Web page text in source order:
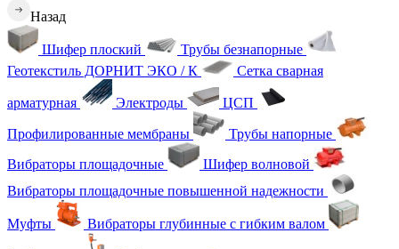
Назад
Шифер плоский
Трубы безнапорные
Геотекстиль ДОРНИТ ЭКО / К
Сетка сварная
арматурная Электроды ЦСП
Профилированные мембраны
Трубы напорные
Вибраторы площадочные
Шифер волновой
Вибраторы площадочные повышенной надежности
Муфты Вибраторы глубинные с гибким валом